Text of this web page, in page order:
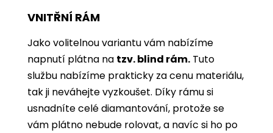
VNITŘNÍ RÁM
Jako volitelnou variantu vám nabízíme
napnutí plátna na tzv. blind rám. Tuto
službu nabízíme prakticky za cenu materiálu,
tak ji neváhejte vyzkoušet. Díky rámu si
usnadníte celé diamantování, protože se
vám plátno nebude rolovat, a navíc si ho po